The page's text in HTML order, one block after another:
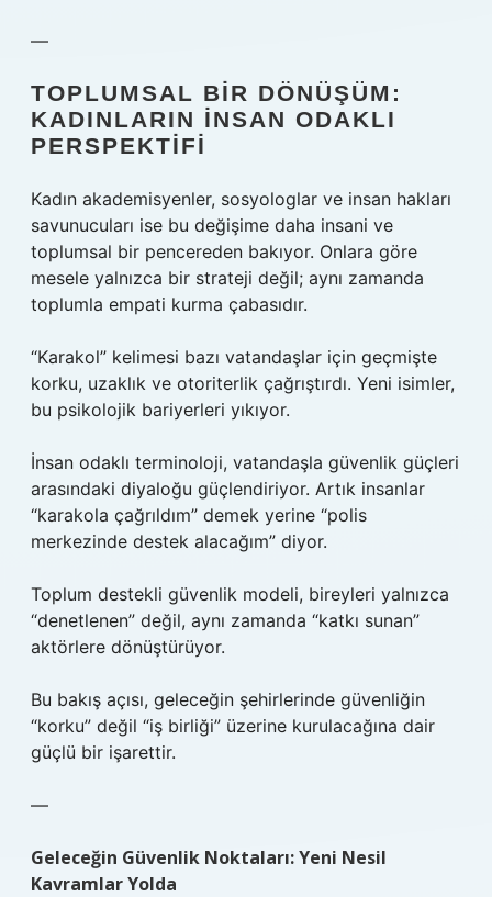
—
TOPLUMSAL BIR DÖNÜŞÜM:
KADINLARIN İNSAN ODAKLI
PERSPEKTIFI
Kadın akademisyenler, sosyologlar ve insan hakları
savunucuları ise bu değişime daha insani ve
toplumsal bir pencereden bakıyor. Onlara göre
mesele yalnızca bir strateji değil; aynı zamanda
toplumla empati kurma çabasıdır.
“Karakol” kelimesi bazı vatandaşlar için geçmişte
korku, uzaklık ve otoriterlik çağrıştırdı. Yeni isimler,
bu psikolojik bariyerleri yıkıyor.
İnsan odaklı terminoloji, vatandaşla güvenlik güçleri
arasındaki diyaloğu güçlendiriyor. Artık insanlar
“karakola çağrıldım” demek yerine “polis
merkezinde destek alacağım” diyor.
Toplum destekli güvenlik modeli, bireyleri yalnızca
“denetlenen” değil, aynı zamanda “katkı sunan”
aktörlere dönüştürüyor.
Bu bakış açısı, geleceğin şehirlerinde güvenliğin
“korku” değil “iş birliği” üzerine kurulacağına dair
güçlü bir işarettir.
—
Geleceğin Güvenlik Noktaları: Yeni Nesil
Kavramlar Yolda